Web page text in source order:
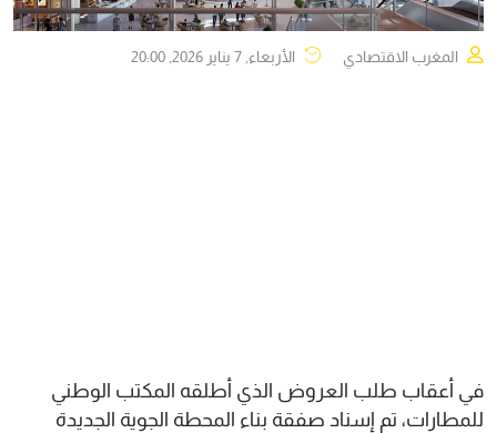
المغرب الاقتصادي الأربعاء, 7 يناير 2026, 20:00
في أعقاب طلب العروض الذي أطلقه المكتب الوطني
للمطارات، تم إسناد صفقة بناء المحطة الجوية الجديدة